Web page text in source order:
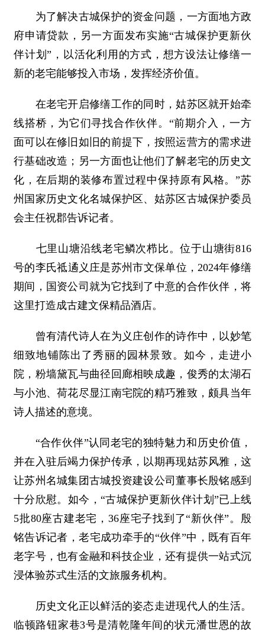
为了解决古城保护的资金问题，一方面地方政
府申请贷款，另一方面发布实施“古城保护更新伙
伴计划”，以活化利用的方式，想方设法让修缮一
新的老宅能够投入市场，发挥经济价值。
在老宅开启修缮工作的同时，姑苏区就开始牵
线搭桥，为它们寻找合作伙伴。“前期介入，一方
面可以在修旧如旧的前提下，按照运营方的需求进
行基础改造；另一方面也让他们了解老宅的历史文
化，在后期的装修布置过程中保持原有风格。”苏
州国家历史文化名城保护区、姑苏区古城保护委员
会主任祝郡告诉记者。
七里山塘沿线老宅鳞次栉比。位于山塘街816
号的李氏祗遹义庄是苏州市文保单位，2024年修缮
期间，国资公司就为它找到了中意的合作伙伴，将
这里打造成古建文保精品酒店。
曾有清代诗人在为义庄创作的诗作中，以妙笔
细致地铺陈出了秀丽的园林景致。如今，走进小
院，粉墙黛瓦与曲径回廊相映成趣，俊秀的太湖石
与小池、荷花尽显江南宅院的精巧雅致，颇具当年
诗人描述的意境。
“合作伙伴”认同老宅的独特魅力和历史价值，
并在入驻后竭力保护传承，以期再现姑苏风雅，这
让苏州名城集团古城投资建设公司董事长殷铭感到
十分欣慰。如今，“古城保护更新伙伴计划”已上线
5批80座古建老宅，36座宅子找到了“新伙伴”。殷
铭告诉记者，老宅成功牵手的“伙伴”中，既有百年
老字号，也有金融和科技企业，还有提供一站式沉
浸体验苏式生活的文旅服务机构。
历史文化正以鲜活的姿态走进现代人的生活。
临顿路钮家巷3号是清乾隆年间的状元潘世恩的故